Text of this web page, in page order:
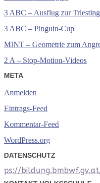
3 ABC – Ausflug zur Triesting
3 ABC – Pinguin-Cup
MINT – Geometrie zum
2 A – Stop-Motion-Videos
META
Anmelden
Eintrags-Feed
Kommentar-Feed
WordPress.org
DATENSCHUTZ
ps://